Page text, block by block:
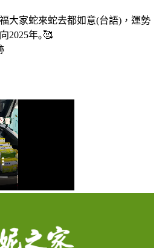
大家蛇來蛇去都如意(台語)，運勢
2025年｡🥰